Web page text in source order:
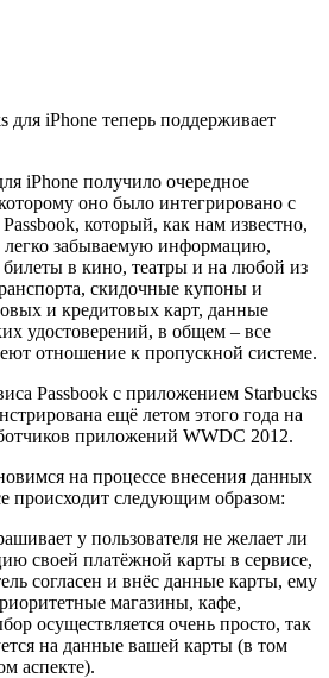
iPhone получило очередное
оно было интегрировано с
который, как нам известно,
забываемую информацию,
в кино, театры и на любой из
скидочные купоны и
и кредитовых карт, данные
удостоверений, в общем – все
отношение к пропускной системе.
Passbook с приложением Starbucks
ещё летом этого года на
приложений WWDC 2012.
на процессе внесения данных
происходит следующим образом:
у пользователя не желает ли
своей платёжной карты в сервисе,
согласен и внёс данные карты, ему
магазины, кафе,
осуществляется очень просто, так
на данные вашей карты (в том
аспекте).